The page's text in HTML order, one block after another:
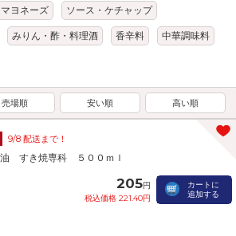
マヨネーズ ソース・ケチャップ
みりん・酢・料理酒 香辛料 中華調味料
売場順 安い順 高い順
9/8 配送まで！
油 すき焼専科 ５００ｍｌ
205円
税込価格 221.40円
カートに
追加する